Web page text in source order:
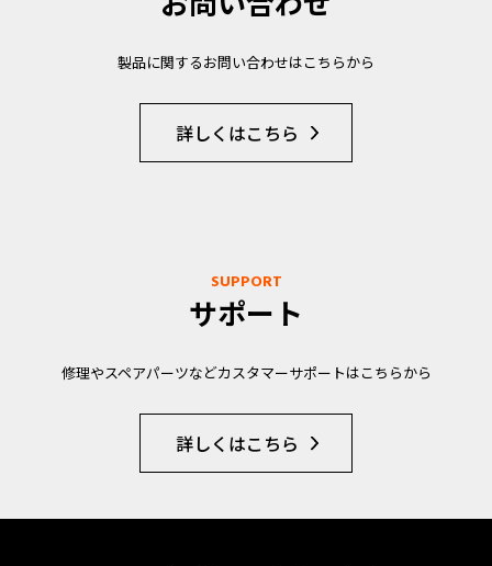
製品に関するお問い合わせはこちらから
詳しくはこちら
SUPPORT
サポート
修理やスペアパーツなどカスタマーサポートはこちらから
詳しくはこちら